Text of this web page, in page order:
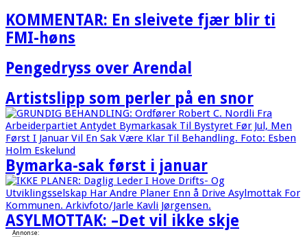
KOMMENTAR: En sleivete fjær blir ti
FMI-høns
Pengedryss over Arendal
Artistslipp som perler på en snor
Bymarka-sak først i januar
ASYLMOTTAK: –Det vil ikke skje
Annonse: